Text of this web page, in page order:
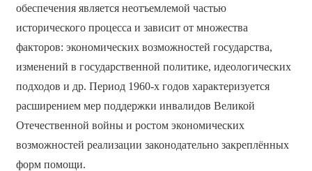
обеспечения является неотъемлемой частью
исторического процесса и зависит от множества
факторов: экономических возможностей государства,
изменений в государственной политике, идеологических
подходов и др. Период 1960-х годов характеризуется
расширением мер поддержки инвалидов Великой
Отечественной войны и ростом экономических
возможностей реализации законодательно закреплённых
форм помощи.